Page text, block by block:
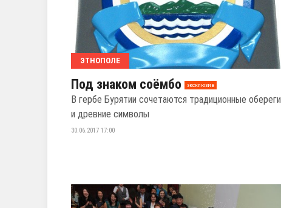
ЭТНОПОЛЕ
Под знаком соёмбо эксклюзив
В гербе Бурятии сочетаются традиционные обереги
и древние символы
30.06.2017 17:00